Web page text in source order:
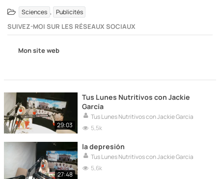
Sciences , Publicités
SUIVEZ-MOI SUR LES RÉSEAUX SOCIAUX
Mon site web
29:03
Tus Lunes Nutritivos con Jackie
García
Tus Lunes Nutritivos con Jackie Garcia
5,5k
27:48
la depresión
Tus Lunes Nutritivos con Jackie Garcia
5,6k